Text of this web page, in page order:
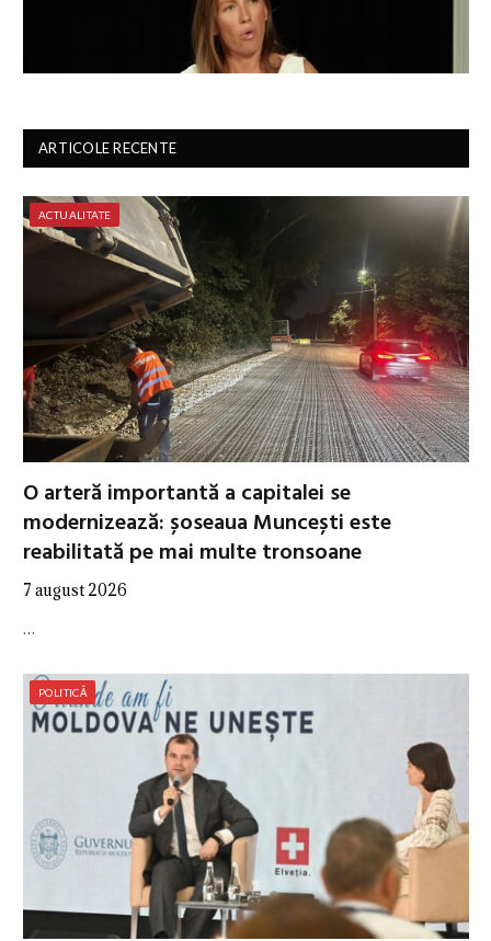
ARTICOLE RECENTE
ACTUALITATE
O arteră importantă a capitalei se
modernizează: șoseaua Muncești este
reabilitată pe mai multe tronsoane
7 august 2026
…
POLITICĂ